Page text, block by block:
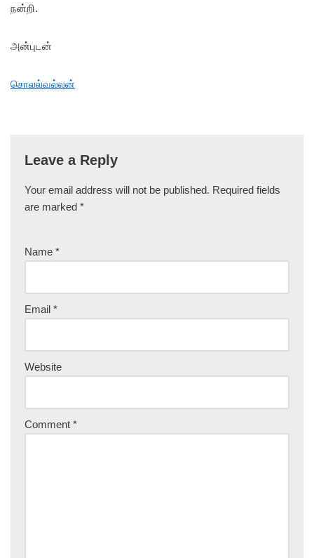
நன்றி.
அன்புடன்
சொலல்வல்லன்
Leave a Reply
Your email address will not be published. Required fields
are marked *
Name *
Email *
Website
Comment *